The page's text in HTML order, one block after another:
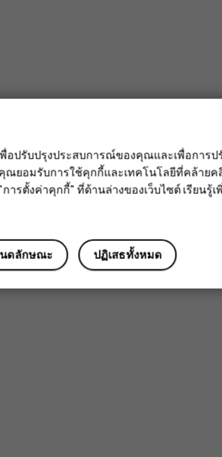
อปรับปรุงประสบการณ์ของคุณและเพื่อการ
ณยอมรับการใช้คุกกี้และเทคโนโลยีที่คล้าย
ารตั้งค่าคุกกี้" ที่ด้านล่างของเว็บไซต์ เรียนรู้เ
ปฏิเสธทั้งหมด
ดลักษณะ